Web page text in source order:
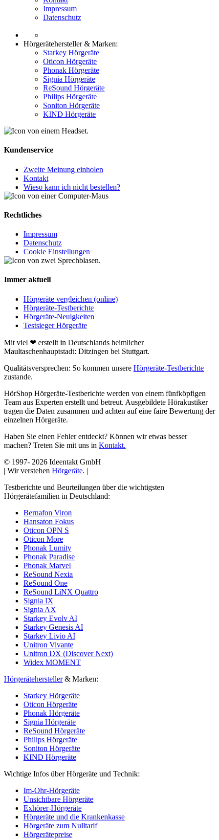
Impressum
Datenschutz
Hörgerätehersteller & Marken:
Starkey Hörgeräte
Oticon Hörgeräte
Phonak Hörgeräte
Signia Hörgeräte
ReSound Hörgeräte
Philips Hörgeräte
Soniton Hörgeräte
KIND Hörgeräte
Kundenservice
Zweite Meinung einholen
Kontakt
Wieso kann ich nicht bestellen?
Rechtliches
Impressum
Datenschutz
Cookie Einstellungen
Immer aktuell
Hörgeräte vergleichen (online)
Hörgeräte-Testberichte
Hörgeräte-Neuigkeiten
Testsieger Hörgeräte
Mit viel ❤ erstellt in Deutschlands heimlicher
Maultaschenhauptstadt: Ditzingen bei Stuttgart.
Qualitätsversprechen: So kommen unsere Hörgeräte-Testberichte
zustande.
HörShop Hörgeräte-Testberichte werden von einem fünfköpfigen
Team aus Experten erstellt und betreut. Ausgebildete Hörakustiker
tragen die Daten zusammen und achten auf eine faire Bewertung der
einzelnen Hörgeräte.
Haben Sie einen Fehler entdeckt? Können wir etwas besser
machen? Treten Sie mit uns in Kontakt.
© 1997- 2026 Ideentakt GmbH
| Wir verstehen Hörgeräte. |
Testberichte und Beurteilungen über die wichtigsten
Hörgerätefamilien in Deutschland:
Bernafon Viron
Hansaton Fokus
Oticon OPN S
Oticon More
Phonak Lumity
Phonak Paradise
Phonak Marvel
ReSound Nexia
ReSound One
ReSound LiNX Quattro
Signia IX
Signia AX
Starkey Evolv AI
Starkey Genesis AI
Starkey Livio AI
Unitron Vivante
Unitron DX (Discover Next)
Widex MOMENT
Hörgerätehersteller& Marken:
Starkey Hörgeräte
Oticon Hörgeräte
Phonak Hörgeräte
Signia Hörgeräte
ReSound Hörgeräte
Philips Hörgeräte
Soniton Hörgeräte
KIND Hörgeräte
Wichtige Infos über Hörgeräte und Technik:
Im-Ohr-Hörgeräte
Unsichtbare Hörgeräte
Exhörer-Hörgeräte
Hörgeräte und die Krankenkasse
Hörgeräte zum Nulltarif
Hörgerätepreise